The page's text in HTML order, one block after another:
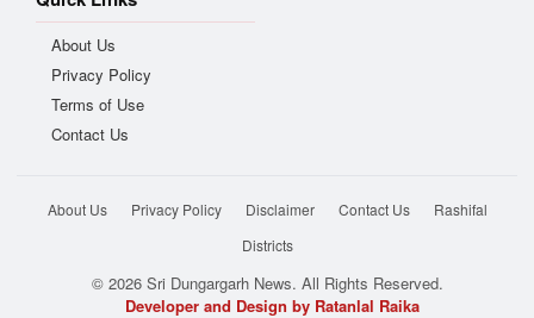
About Us
Privacy Policy
Terms of Use
Contact Us
About Us Privacy Policy Disclaimer Contact Us
Rashifal
Districts
© 2026 Sri Dungargarh News. All Rights Reserved.
Developer and Design by Ratanlal Raika